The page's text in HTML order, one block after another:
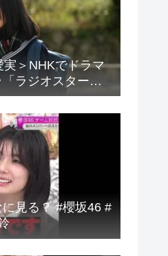
＞NHKでドラマ
ラジオスター」
ンパない」「演
声
見る？ #櫻坂46 #